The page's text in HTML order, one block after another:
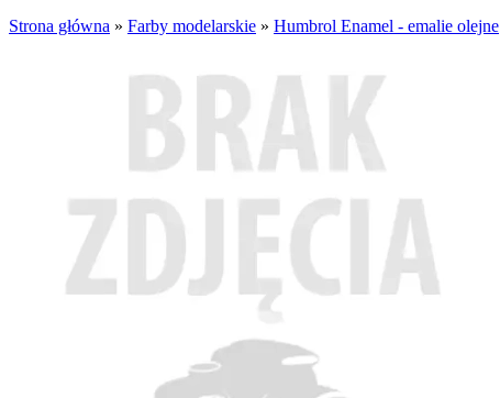
Strona główna » Farby modelarskie » Humbrol Enamel - emalie olejne